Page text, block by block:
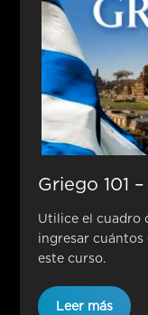
Griego 101
Utilice el cuadro
ingresar
este curso.
Leer más